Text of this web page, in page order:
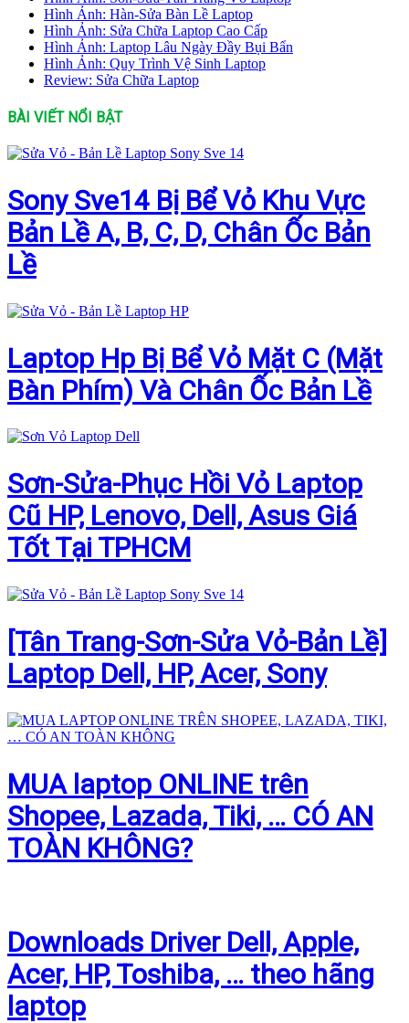
Hình Ảnh: Hàn-Sửa Bàn Lề Laptop
Hình Ảnh: Sửa Chữa Laptop Cao Cấp
Hình Ảnh: Laptop Lâu Ngày Đầy Bụi Bẩn
Hình Ảnh: Quy Trình Vệ Sinh Laptop
Review: Sửa Chữa Laptop
BÀI VIẾT NỔI BẬT
Sony Sve14 Bị Bể Vỏ Khu Vực
Bản Lề A, B, C, D, Chân Ốc Bản
Lề
Laptop Hp Bị Bể Vỏ Mặt C (Mặt
Bàn Phím) Và Chân Ốc Bản Lề
Sơn-Sửa-Phục Hồi Vỏ Laptop
Cũ HP, Lenovo, Dell, Asus Giá
Tốt Tại TPHCM
[Tân Trang-Sơn-Sửa Vỏ-Bản Lề]
Laptop Dell, HP, Acer, Sony
MUA laptop ONLINE trên
Shopee, Lazada, Tiki, … CÓ AN
TOÀN KHÔNG?
Downloads Driver Dell, Apple,
Acer, HP, Toshiba, … theo hãng
laptop